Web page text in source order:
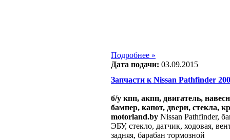
Подробнее »
Дата подачи: 03.09.2015
Запчасти к Nissan Pathfinder
б/у кпп, акпп, двигатель,
бампер, капот, двери, стекла,
motorland.by Nissan Pathfinder,
ЭБУ, стекло, датчик, ходовая,
задняя, барабан тормозной